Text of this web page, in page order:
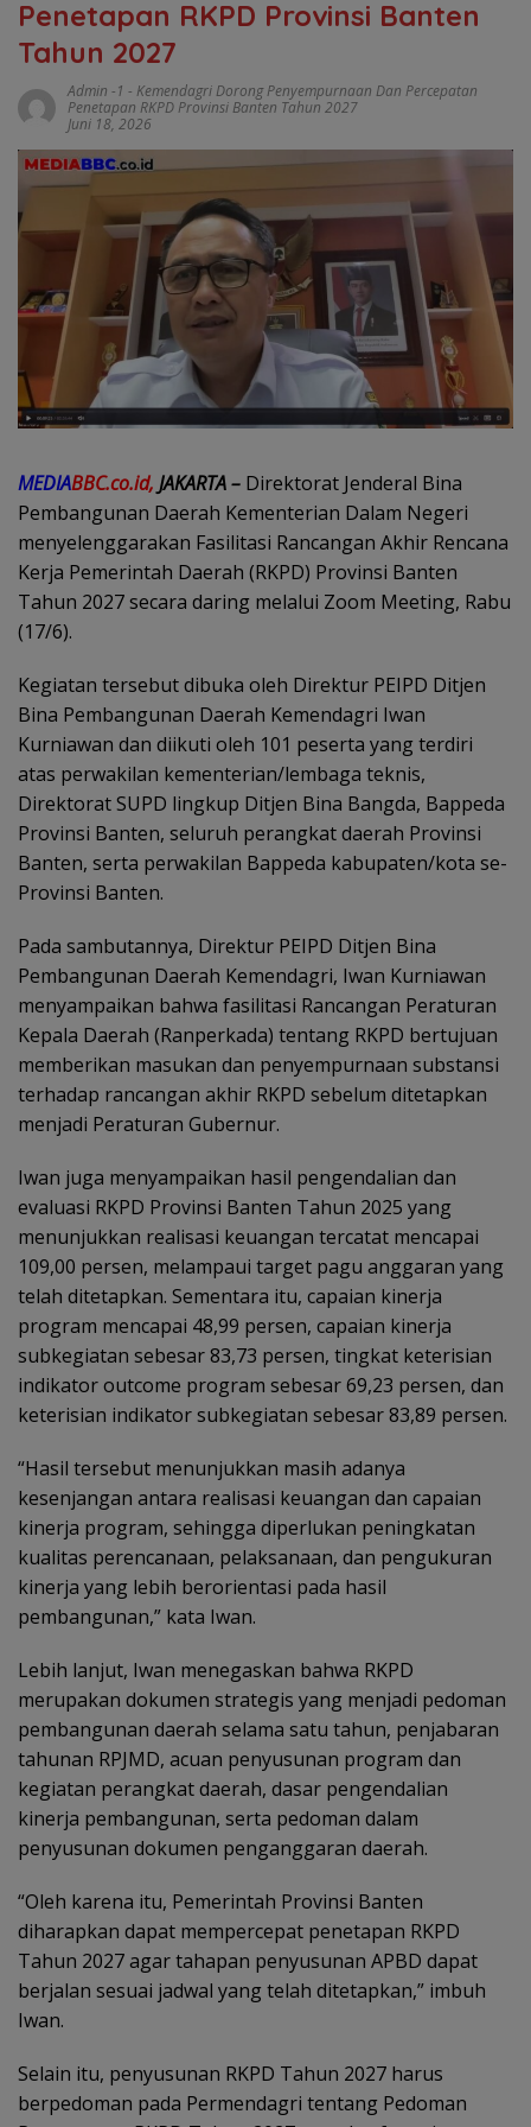
Penetapan RKPD Provinsi Banten
Tahun 2027
Admin -1 - Kemendagri Dorong Penyempurnaan Dan Percepatan
Penetapan RKPD Provinsi Banten Tahun 2027
Juni 18, 2026
MEDIABBC.co.id, JAKARTA – Direktorat Jenderal Bina
Pembangunan Daerah Kementerian Dalam Negeri
menyelenggarakan Fasilitasi Rancangan Akhir Rencana
Kerja Pemerintah Daerah (RKPD) Provinsi Banten
Tahun 2027 secara daring melalui Zoom Meeting, Rabu
(17/6).
Kegiatan tersebut dibuka oleh Direktur PEIPD Ditjen
Bina Pembangunan Daerah Kemendagri Iwan
Kurniawan dan diikuti oleh 101 peserta yang terdiri
atas perwakilan kementerian/lembaga teknis,
Direktorat SUPD lingkup Ditjen Bina Bangda, Bappeda
Provinsi Banten, seluruh perangkat daerah Provinsi
Banten, serta perwakilan Bappeda kabupaten/kota se-
Provinsi Banten.
Pada sambutannya, Direktur PEIPD Ditjen Bina
Pembangunan Daerah Kemendagri, Iwan Kurniawan
menyampaikan bahwa fasilitasi Rancangan Peraturan
Kepala Daerah (Ranperkada) tentang RKPD bertujuan
memberikan masukan dan penyempurnaan substansi
terhadap rancangan akhir RKPD sebelum ditetapkan
menjadi Peraturan Gubernur.
Iwan juga menyampaikan hasil pengendalian dan
evaluasi RKPD Provinsi Banten Tahun 2025 yang
menunjukkan realisasi keuangan tercatat mencapai
109,00 persen, melampaui target pagu anggaran yang
telah ditetapkan. Sementara itu, capaian kinerja
program mencapai 48,99 persen, capaian kinerja
subkegiatan sebesar 83,73 persen, tingkat keterisian
indikator outcome program sebesar 69,23 persen, dan
keterisian indikator subkegiatan sebesar 83,89 persen.
“Hasil tersebut menunjukkan masih adanya
kesenjangan antara realisasi keuangan dan capaian
kinerja program, sehingga diperlukan peningkatan
kualitas perencanaan, pelaksanaan, dan pengukuran
kinerja yang lebih berorientasi pada hasil
pembangunan,” kata Iwan.
Lebih lanjut, Iwan menegaskan bahwa RKPD
merupakan dokumen strategis yang menjadi pedoman
pembangunan daerah selama satu tahun, penjabaran
tahunan RPJMD, acuan penyusunan program dan
kegiatan perangkat daerah, dasar pengendalian
kinerja pembangunan, serta pedoman dalam
penyusunan dokumen penganggaran daerah.
“Oleh karena itu, Pemerintah Provinsi Banten
diharapkan dapat mempercepat penetapan RKPD
Tahun 2027 agar tahapan penyusunan APBD dapat
berjalan sesuai jadwal yang telah ditetapkan,” imbuh
Iwan.
Selain itu, penyusunan RKPD Tahun 2027 harus
berpedoman pada Permendagri tentang Pedoman